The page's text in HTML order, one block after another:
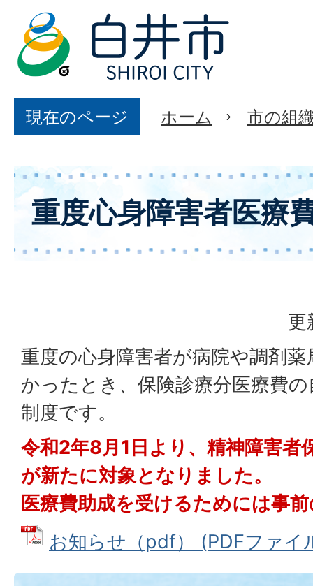
現在のページ ホーム 市の組
重度心身障害者医療
更
重度の心身障害者が病院や調剤
かったとき、保険診療分医療費
制度です。
令和2年8月1日より、精神障害者
が新たに対象となりました。
医療費助成を受けるためには事
お知らせ（pdf） (PDFファイ